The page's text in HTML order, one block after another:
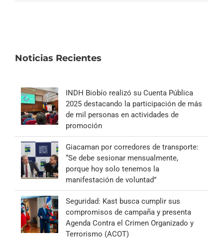
Noticias Recientes
INDH Biobío realizó su Cuenta Pública
2025 destacando la participación de más
de mil personas en actividades de
promoción
Giacaman por corredores de transporte:
“Se debe sesionar mensualmente,
porque hoy solo tenemos la
manifestación de voluntad”
Seguridad: Kast busca cumplir sus
compromisos de campaña y presenta
Agenda Contra el Crimen Organizado y
Terrorismo (ACOT)